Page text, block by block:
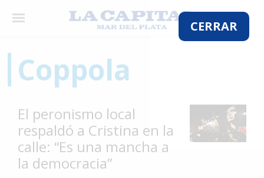
CERRAR
×
El
Mundo
La
Zona
Coppola
El peronismo local
respaldó a Cristina en la
calle: “Es una mancha a
la democracia”